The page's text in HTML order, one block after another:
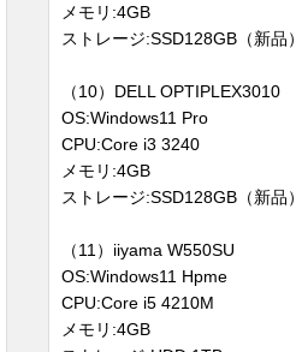
メモリ:4GB
ストレージ:SSD128GB（新品）
（10）DELL OPTIPLEX3010
OS:Windows11 Pro
CPU:Core i3 3240
メモリ:4GB
ストレージ:SSD128GB（新品）
（11）iiyama W550SU
OS:Windows11 Hpme
CPU:Core i5 4210M
メモリ:4GB